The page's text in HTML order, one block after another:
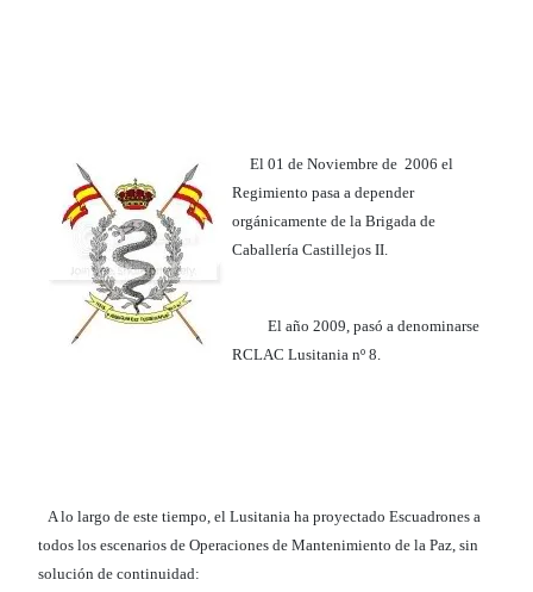
El 01 de Noviembre de 2006 el
Regimiento pasa a depender
orgánicamente de la Brigada de
Caballería Castillejos II.
El año 2009, pasó a denominarse
RCLAC Lusitania nº 8.
A lo largo de este tiempo, el Lusitania ha proyectado Escuadrones a
todos los escenarios de Operaciones de Mantenimiento de la Paz, sin
solución de continuidad: